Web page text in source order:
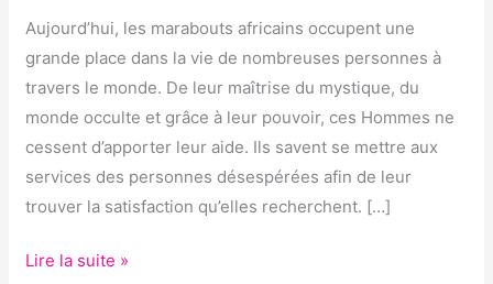
Aujourd’hui, les marabouts africains occupent une
grande place dans la vie de nombreuses personnes à
travers le monde. De leur maîtrise du mystique, du
monde occulte et grâce à leur pouvoir, ces Hommes ne
cessent d’apporter leur aide. Ils savent se mettre aux
services des personnes désespérées afin de leur
trouver la satisfaction qu’elles recherchent. […]
Lire la suite »